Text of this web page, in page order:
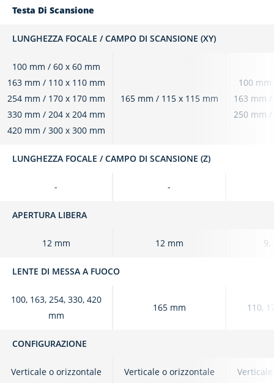
Testa Di Scansione
LUNGHEZZA FOCALE / CAMPO DI SCANSIONE (XY)
100 mm / 60 x 60 mm
163 mm / 110 x 110 mm
254 mm / 170 x 170 mm
330 mm / 204 x 204 mm
420 mm / 300 x 300 mm
165 mm / 115 x 115 mm
100
163 mm
250 mm
LUNGHEZZA FOCALE / CAMPO DI SCANSIONE (Z)
- -
APERTURA LIBERA
12 mm 12 mm 9,
LENTE DI MESSA A FUOCO
100, 163, 254, 330, 420
mm
165 mm 110,
CONFIGURAZIONE
Verticale o orizzontale Verticale o orizzontale